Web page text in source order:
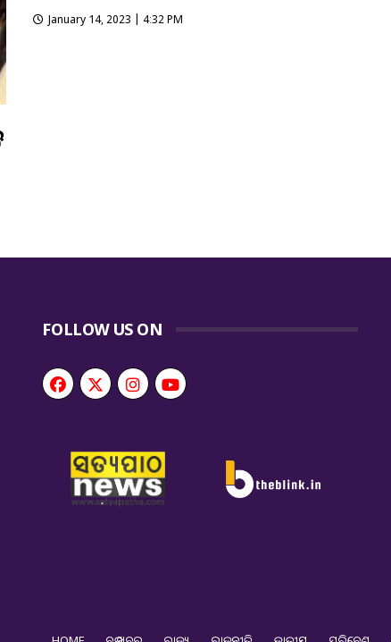
January 14, 2023 | 4:32 PM
FOLLOW US ON